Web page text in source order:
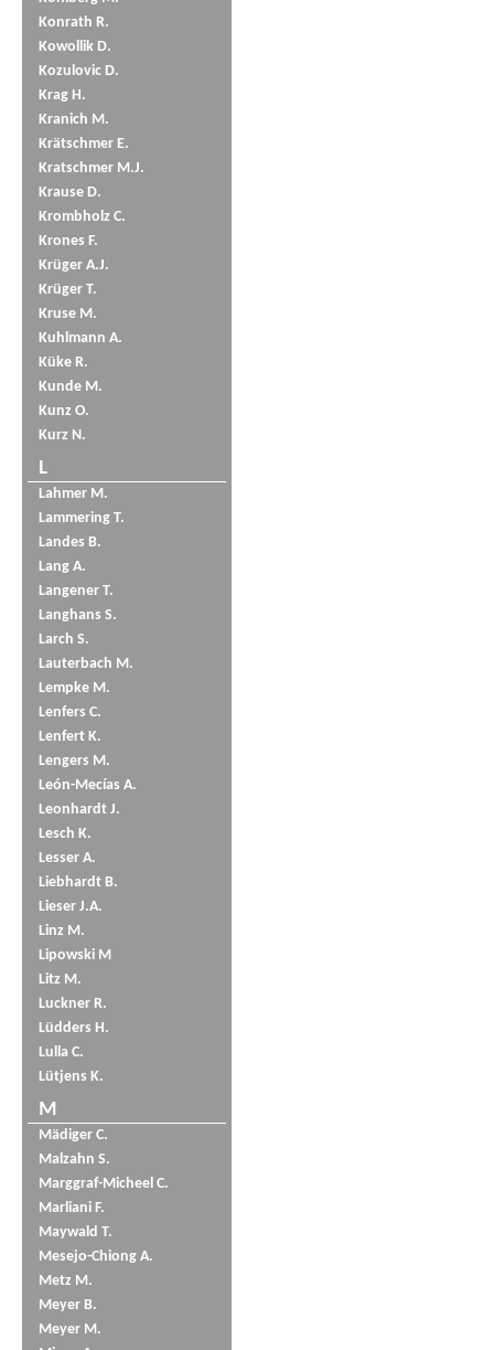
Konrath R.
Kowollik D.
Kozulovic D.
Krag H.
Kranich M.
Krätschmer E.
Kratschmer M.J.
Krause D.
Krombholz C.
Krones F.
Krüger A.J.
Krüger T.
Kruse M.
Kuhlmann A.
Küke R.
Kunde M.
Kunz O.
Kurz N.
L
Lahmer M.
Lammering T.
Landes B.
Lang A.
Langener T.
Langhans S.
Larch S.
Lauterbach M.
Lempke M.
Lenfers C.
Lenfert K.
Lengers M.
León-Mecías A.
Leonhardt J.
Lesch K.
Lesser A.
Liebhardt B.
Lieser J.A.
Linz M.
Lipowski M
Litz M.
Luckner R.
Lüdders H.
Lulla C.
Lütjens K.
M
Mädiger C.
Malzahn S.
Marggraf-Micheel C.
Marliani F.
Maywald T.
Mesejo-Chiong A.
Metz M.
Meyer B.
Meyer M.